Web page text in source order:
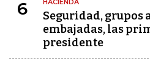
6 HACIENDA
Seguridad, grupos
embajadas, las
presidente